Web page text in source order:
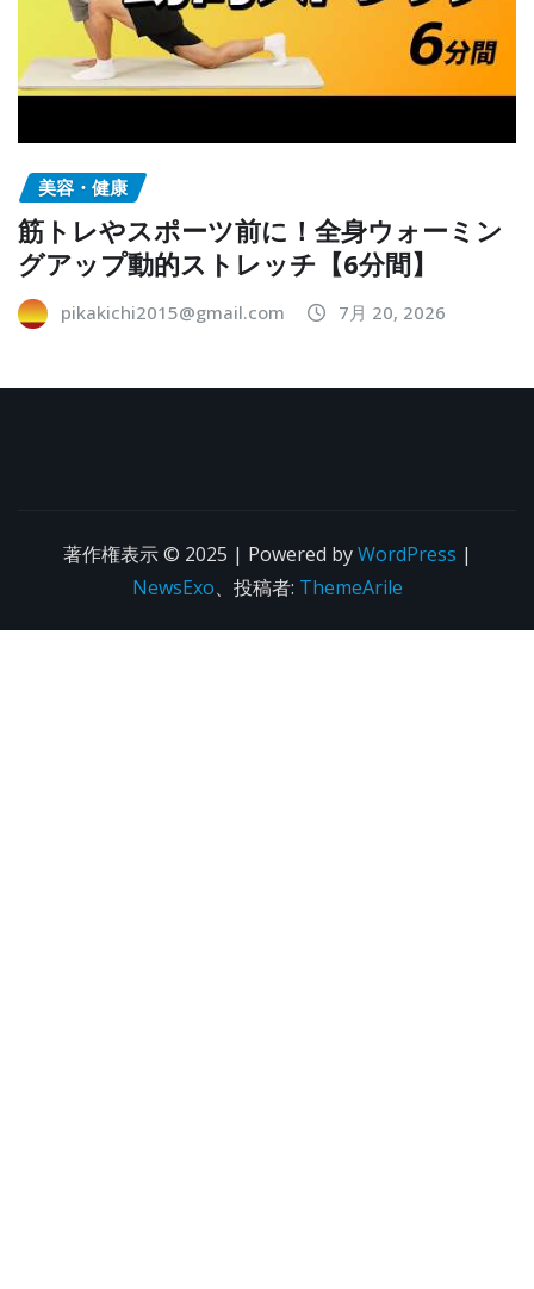
美容・健康
筋トレやスポーツ前に！全身ウォーミン
グアップ動的ストレッチ【6分間】
pikakichi2015@gmail.com 7月 20, 2026
著作権表示 © 2025 | Powered byWordPress |
NewsExo、投稿者: ThemeArile